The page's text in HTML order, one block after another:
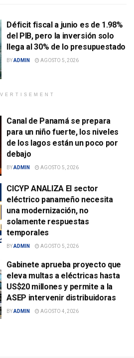
Déficit fiscal a junio es de 1.98%
del PIB, pero la inversión solo
llega al 30% de lo presupuestado
BYADMIN AGOSTO 5, 2026
Canal de Panamá se prepara
para un niño fuerte, los niveles
de los lagos están un poco por
debajo
BYADMIN AGOSTO 5, 2026
CICYP ANALIZA El sector
eléctrico panameño necesita
una modernización, no
solamente respuestas
temporales
BYADMIN AGOSTO 5, 2026
Gabinete aprueba proyecto que
eleva multas a eléctricas hasta
US$20 millones y permite a la
ASEP intervenir distribuidoras
BYADMIN AGOSTO 4, 2026